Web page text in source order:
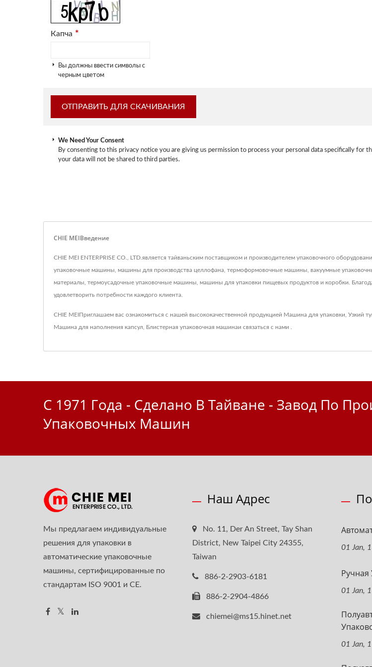
Капча *
Вы должны ввести символы с
черным цветом
We Need Your Consent
By consenting to this privacy notice you are giving us permission to process your personal data specifically for
your data will not be shared to third parties.
CHIE MEIВведение
CHIE MEI ENTERPRISE CO., LTD.является тайваньским поставщиком и производителем упаковочного
упаковочные машины, машины для производства целлофана, термоформовочные машины, вакуумные
материалы, термоусадочные упаковочные машины, машины для упаковки пищевых продуктов и коробки.
удовлетворить потребности каждого клиента.
CHIE MEIПриглашаем вас ознакомиться с нашей высококачественной продукцией Машина для упаковки Узкий
Машина для наполнения капсул Блистерная упаковочная машинаи связаться с нами
С 1971 Года - Сделано В Тайване - Завод По
Упаковочных Машин
Мы предлагаем индивидуальные
решения для упаковки в
автоматические упаковочные
машины, сертифицированные по
стандартам ISO 9001 и CE.
Наш Адрес
No. 11, Der An Street, Tay Shan
District, New Taipei City 24355,
Taiwan
886-2-2903-6181
886-2-2904-4866
chiemei@ms15.hinet.net
01 Jan,
01 Jan,
01 Jan,